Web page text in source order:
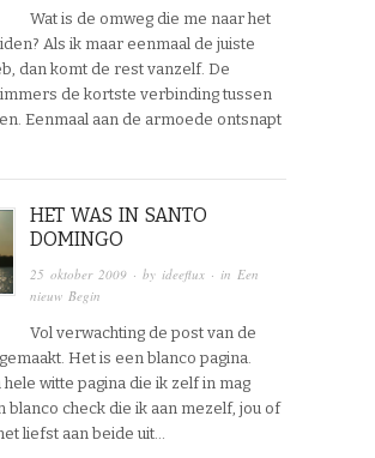
Wat is de omweg die me naar het
Als ik maar eenmaal de juiste
dan komt de rest vanzelf. De
de kortste verbinding tussen
Eenmaal aan de armoede ontsnapt
HET WAS IN SANTO
DOMINGO
25 oktober 2009 · by ideeflux · in Een
nieuw Begin
Vol verwachting de post van de
Het is een blanco pagina.
hele witte pagina die ik zelf in mag
blanco check die ik aan mezelf, jou of
liefst aan beide uit…